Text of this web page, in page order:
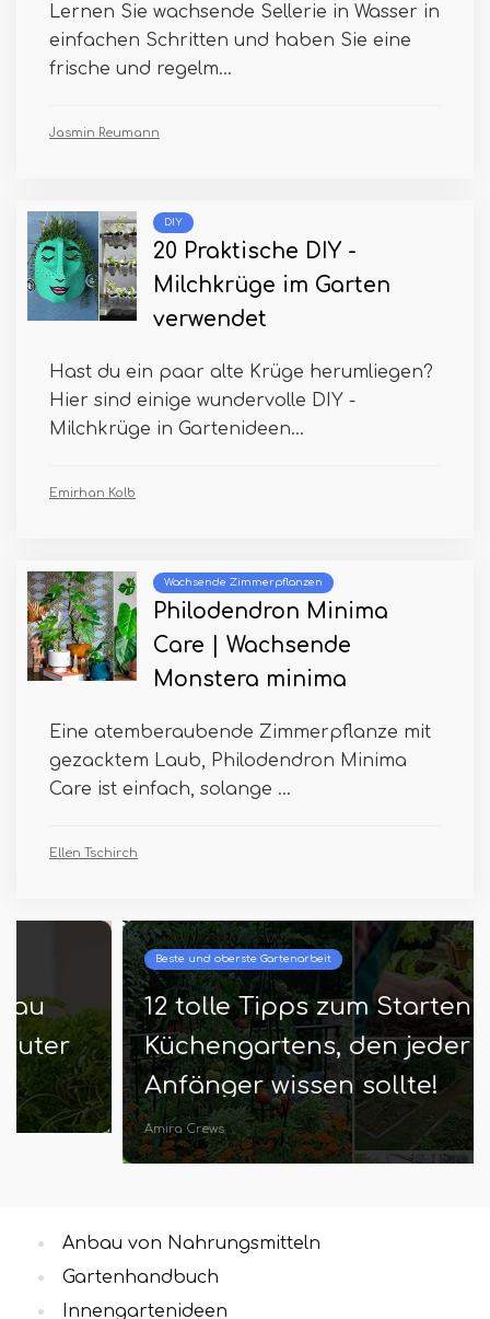
Lernen Sie wachsende Sellerie in Wasser in
einfachen Schritten und haben Sie eine
frische und regelm...
Jasmin Reumann
DIY
20 Praktische DIY -
Milchkrüge im Garten
verwendet
Hast du ein paar alte Krüge herumliegen?
Hier sind einige wundervolle DIY -
Milchkrüge in Gartenideen...
Emirhan Kolb
Wachsende Zimmerpflanzen
Philodendron Minima
Care | Wachsende
Monstera minima
Eine atemberaubende Zimmerpflanze mit
gezacktem Laub, Philodendron Minima
Care ist einfach, solange ...
Ellen Tschirch
Beste und oberste Gartenarbeit
12 tolle Tipps zum Starten eines
Küchengartens, den jeder
Anfänger wissen sollte!
Amira Crews
Anbau von Nahrungsmitteln
Gartenhandbuch
Innengartenideen